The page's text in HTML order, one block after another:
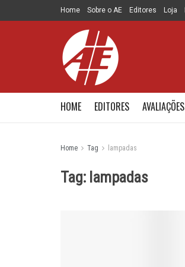
Home Sobre o AE Editores Loja
HOME EDITORES AVALIAÇÕES
Home Tag lampadas
Tag: lampadas